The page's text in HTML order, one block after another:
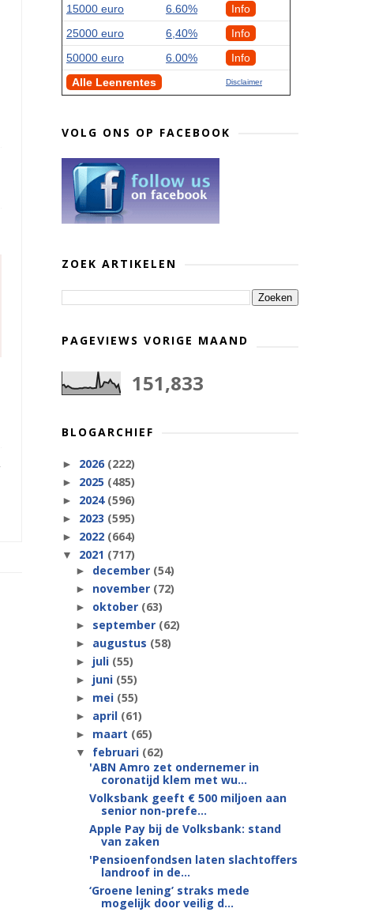
15000 euro
6.60%
Info
25000 euro
6,40%
Info
50000 euro
6.00%
Info
Alle Leenrentes
Disclaimer
VOLG ONS OP FACEBOOK
ZOEK ARTIKELEN
PAGEVIEWS VORIGE MAAND
151,833
BLOGARCHIEF
► 2026 (222)
► 2025 (485)
► 2024 (596)
► 2023 (595)
► 2022 (664)
▼ 2021 (717)
► december (54)
► november (72)
► oktober (63)
► september (62)
► augustus (58)
► juli (55)
► juni (55)
► mei (55)
► april (61)
► maart (65)
▼ februari (62)
'ABN Amro zet ondernemer in
coronatijd klem met wu...
Volksbank geeft € 500 miljoen aan
senior non-prefe...
Apple Pay bij de Volksbank: stand
van zaken
'Pensioenfondsen laten slachtoffers
landroof in de...
‘Groene lening’ straks mede
mogelijk door veilig d...